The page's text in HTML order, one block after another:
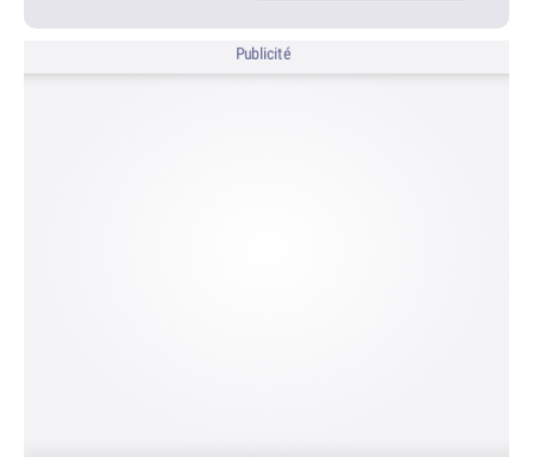
Publicité